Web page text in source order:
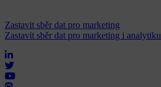
Zastavit sběr dat pro marketing
Zastavit sběr dat pro marketing i analytiku